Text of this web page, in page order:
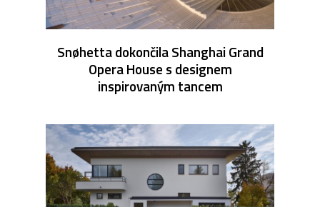
Snøhetta dokončila Shanghai Grand
Opera House s designem
inspirovaným tancem